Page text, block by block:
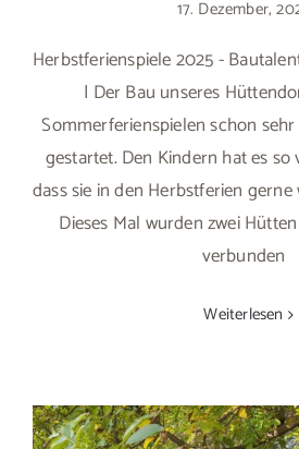
17. Dezember,
Herbstferienspiele 2025 -
| Der Bau unseres
Sommerferienspielen schon
gestartet. Den Kindern hat es
dass sie in den Herbstferien
Dieses Mal wurden zwei
verbunden
Weiterlesen